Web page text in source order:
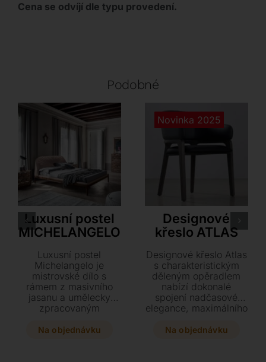
Cena se odvíjí dle typu provedení.
Podobné
Luxusní postel
MICHELANGELO
Luxusní postel
Michelangelo je
mistrovské dílo s
rámem z masivního
jasanu a umělecky
zpracovaným
kontrastním lemem.
Na objednávku
Novinka 2025
Designové
křeslo ATLAS
Designové křeslo Atlas
s charakteristickým
děleným opěradlem
nabízí dokonalé
spojení nadčasové
elegance, maximálního
Přizpůsobte si jej
Na objednávku